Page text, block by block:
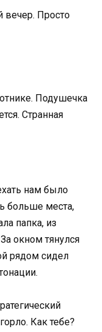
вечер. Просто
Подушечка
Странная
нам было
больше места,
папка, из
окном тянулся
рядом сидел
Как тебе?